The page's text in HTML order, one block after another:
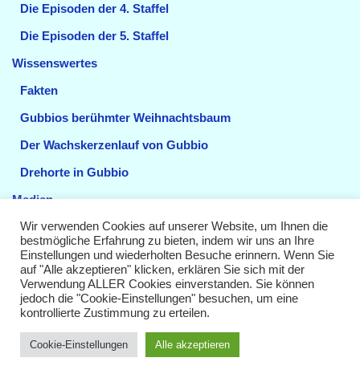
Die Episoden der 4. Staffel
Die Episoden der 5. Staffel
Wissenswertes
Fakten
Gubbios berühmter Weihnachtsbaum
Der Wachskerzenlauf von Gubbio
Drehorte in Gubbio
Medien
Videos
Sendetermine
Impressum
Wir verwenden Cookies auf unserer Website, um Ihnen die
bestmögliche Erfahrung zu bieten, indem wir uns an Ihre
Einstellungen und wiederholten Besuche erinnern. Wenn Sie
auf "Alle akzeptieren" klicken, erklären Sie sich mit der
Verwendung ALLER Cookies einverstanden. Sie können
jedoch die "Cookie-Einstellungen" besuchen, um eine
kontrollierte Zustimmung zu erteilen.
Cookie-Einstellungen Alle akzeptieren